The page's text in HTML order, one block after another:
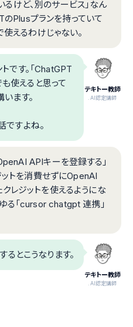
けど、別のサービス」なん
のPlusプランを持っていて
えるわけじゃない。
テキトー教師
.AI認定講師
です。「ChatGPT
使えると思って
ます。
ですよね。
APIキーを登録する」
ットを消費せずにOpenAI
レジットを使えるようにな
る「cursor chatgpt 連携」
テキトー教師
.AI認定講師
るとこうなります。